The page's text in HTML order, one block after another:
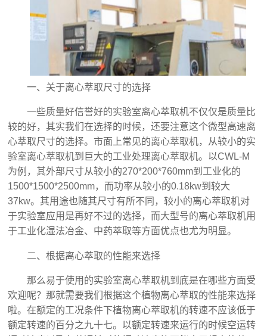
一、关于离心萃取尺寸的选择
一些质量好信誉好的实验室离心萃取机不仅仅是质量比
较的好，其实我们在选择的时候，还要注意这个微型高速离
心萃取尺寸的选择。市面上常见的离心萃取机，从较小的实
验室离心萃取机到巨大的工业处理离心萃取机。以CWL-M
为例，其外部尺寸从较小的270*200*760mm到工业化的
1500*1500*2500mm，而功率从较小的0.18kw到较大
37kw。其用途也随其尺寸有所不同，较小的离心萃取机对
于实验室应用是再好不过的选择，而大型号的离心萃取机用
于工业化湿法冶金、中药萃取等方面优点也尤为明显。
二、根据离心萃取的性能来选择
那么易于使用的实验室离心萃取机到底是在哪些方面受
欢迎呢？那就需要我们根据这个植物离心萃取的性能来选择
啦。在额定的工况条件下植物离心萃取机‍的转速不应该低于
额定转速的百分之九十七。以额定转速来运行的时候空运转